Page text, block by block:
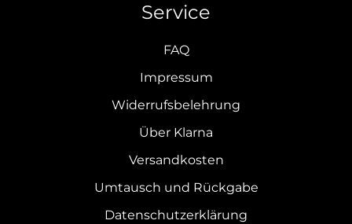
Service
FAQ
Impressum
Widerrufsbelehrung
Über Klarna
Versandkosten
Umtausch und Rückgabe
Datenschutzerklärung